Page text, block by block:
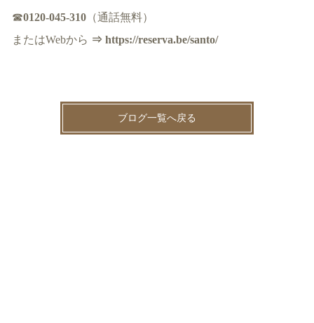
☎0120-045-310（通話無料）
またはWebから ⇒ https://reserva.be/santo/
ブログ一覧へ戻る